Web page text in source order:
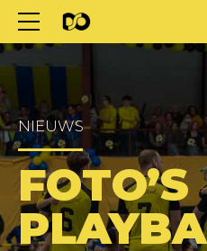
NIEUWS
FOTO’S